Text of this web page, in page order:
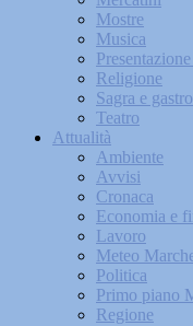
Mostre
Musica
Religione
Sagra e
Teatro
Attualità
Ambiente
Avvisi
Cronaca
Economia e
Lavoro
Meteo
Politica
Primo piano
Regione